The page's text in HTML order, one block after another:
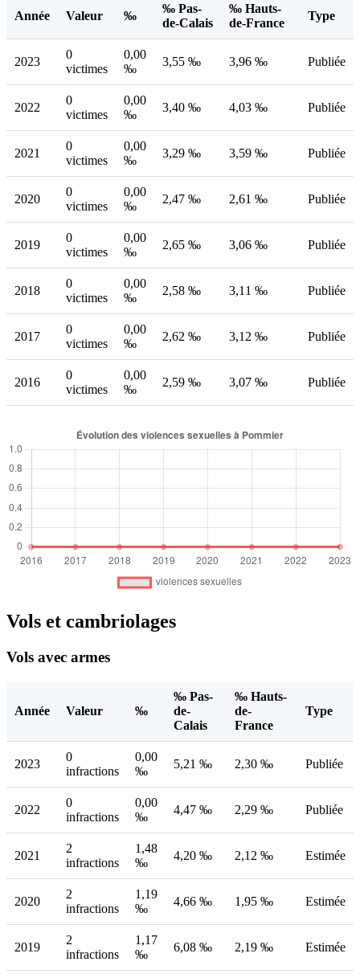
Année Valeur ‰
‰ Pas-
de-Calais
‰ Hauts-
de-France
Type
2023
0
victimes
0,00
‰
3,55 ‰ 3,96 ‰ Publiée
2022
0
victimes
0,00
‰
3,40 ‰ 4,03 ‰ Publiée
2021
0
victimes
0,00
‰
3,29 ‰ 3,59 ‰ Publiée
2020
0
victimes
0,00
‰
2,47 ‰ 2,61 ‰ Publiée
2019
0
victimes
0,00
‰
2,65 ‰ 3,06 ‰ Publiée
2018
0
victimes
0,00
‰
2,58 ‰ 3,11 ‰ Publiée
2017
0
victimes
0,00
‰
2,62 ‰ 3,12 ‰ Publiée
2016
0
victimes
0,00
‰
2,59 ‰ 3,07 ‰ Publiée
Vols et cambriolages
Vols avec armes
Année Valeur ‰
‰ Pas-
de-
Calais
‰ Hauts-
de-
France
Type
2023
0
infractions
0,00
‰
5,21 ‰ 2,30 ‰ Publiée
2022
0
infractions
0,00
‰
4,47 ‰ 2,29 ‰ Publiée
2021
2
infractions
1,48
‰
4,20 ‰ 2,12 ‰ Estimée
2020
2
infractions
1,19
‰
4,66 ‰ 1,95 ‰ Estimée
2019
2
infractions
1,17
‰
6,08 ‰ 2,19 ‰ Estimée